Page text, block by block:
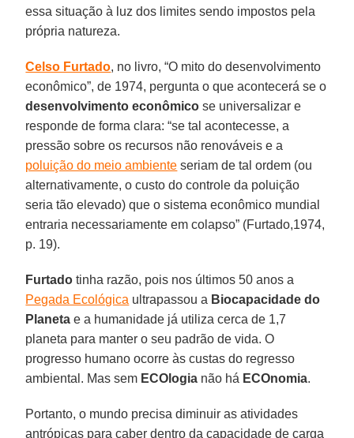
essa situação à luz dos limites sendo impostos pela
própria natureza.
Celso Furtado, no livro, “O mito do desenvolvimento
econômico”, de 1974, pergunta o que acontecerá se o
desenvolvimento econômico se universalizar e
responde de forma clara: “se tal acontecesse, a
pressão sobre os recursos não renováveis e a
poluição do meio ambiente seriam de tal ordem (ou
alternativamente, o custo do controle da poluição
seria tão elevado) que o sistema econômico mundial
entraria necessariamente em colapso” (Furtado,1974,
p. 19).
Furtado tinha razão, pois nos últimos 50 anos a
Pegada Ecológica ultrapassou a Biocapacidade do
Planeta e a humanidade já utiliza cerca de 1,7
planeta para manter o seu padrão de vida. O
progresso humano ocorre às custas do regresso
ambiental. Mas sem ECOlogia não há ECOnomia.
Portanto, o mundo precisa diminuir as atividades
antrópicas para caber dentro da capacidade de carga